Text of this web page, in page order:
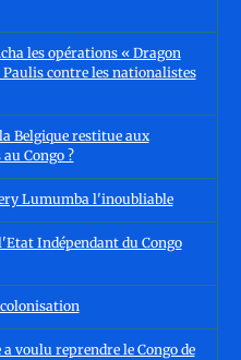
les opérations « Dragon
contre les nationalistes
Belgique restitue aux
Congo ?
Lumumba l'inoubliable
Indépendant du Congo
colonisation
voulu reprendre le Congo de